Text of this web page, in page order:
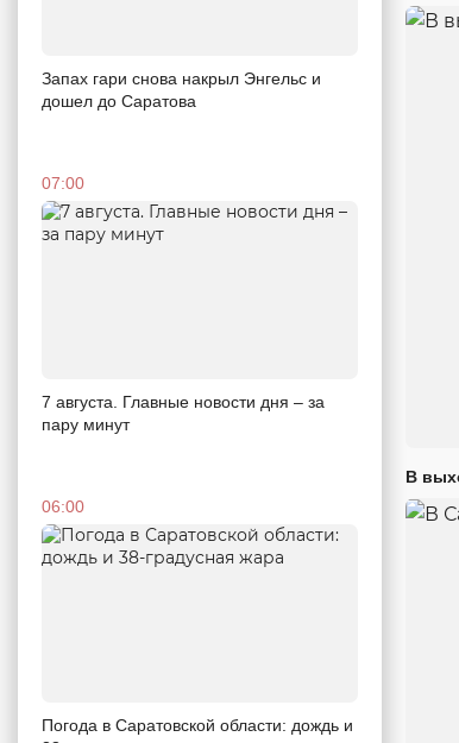
Запах гари снова накрыл Энгельс и
дошел до Саратова
07:00
7 августа. Главные новости дня – за
пару минут
06:00
Погода в Саратовской области: дождь и
В